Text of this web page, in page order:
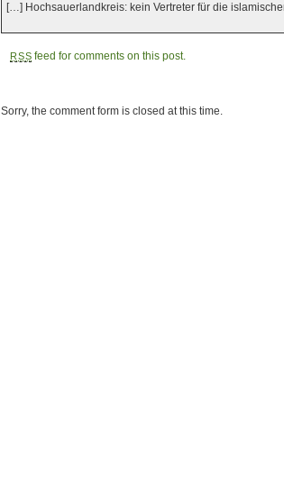
[…] Hochsauerlandkreis: kein Vertreter für die
RSS feed for comments on this post.
Sorry, the comment form is closed at this time.